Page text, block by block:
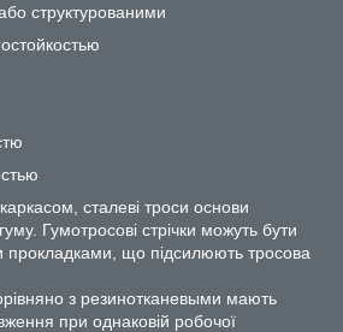
структурованими
сталеві троси основи
Гумотросові стрічки можуть бути
прокладками, що підсилюють тросова
з резинотканевыми мають
при однаковій робочої